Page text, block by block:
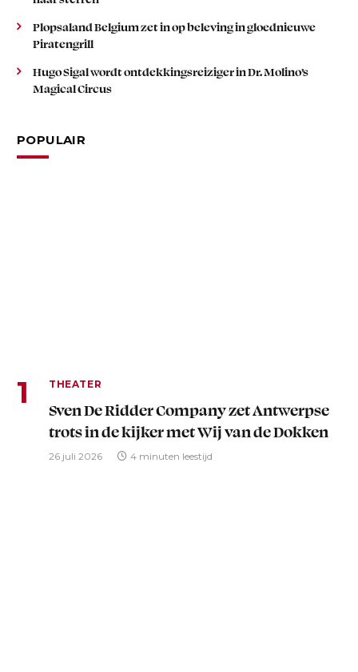
Plopsaland Belgium zet in op beleving in gloednieuwe
Piratengrill
Hugo Sigal wordt ontdekkingsreiziger in Dr. Molino’s
Magical Circus
POPULAIR
THEATER
Sven De Ridder Company zet Antwerpse
trots in de kijker met Wij van de Dokken
26 juli 2026 4 minuten leestijd